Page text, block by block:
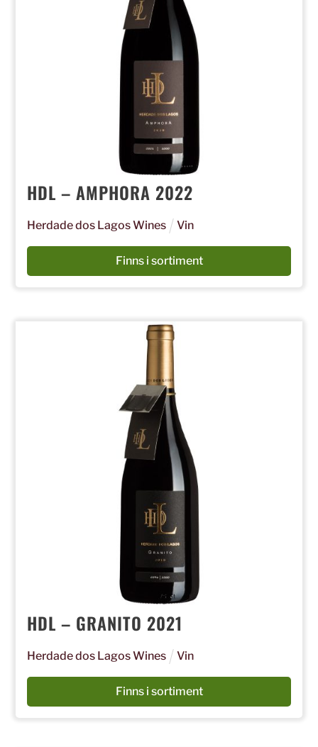
HDL – AMPHORA 2022
Herdade dos Lagos Wines Vin
Finns i sortiment
HDL – GRANITO 2021
Herdade dos Lagos Wines Vin
Finns i sortiment